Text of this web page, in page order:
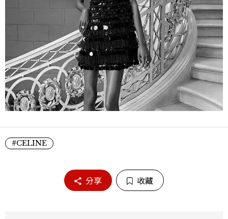
#CELINE
分享 收藏